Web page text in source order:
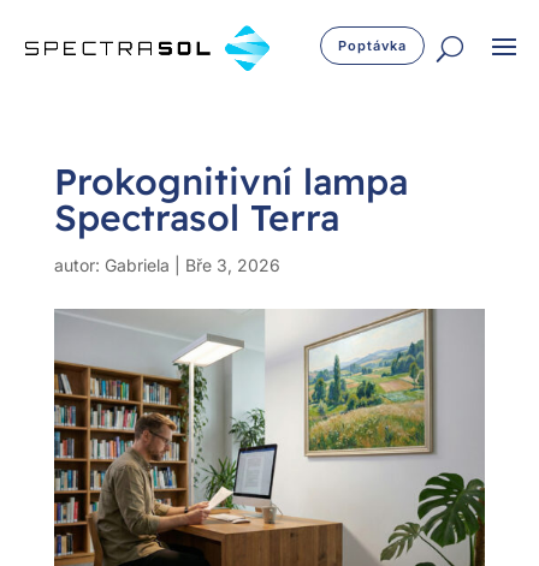
Poptávka
Prokognitivní lampa
Spectrasol Terra
autor: Gabriela Bře 3, 2026